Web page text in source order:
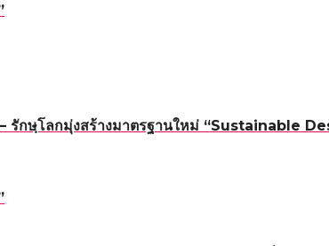
ษฺโลกมุ่งสร้างมาตรฐานใหม่ “Sustainable